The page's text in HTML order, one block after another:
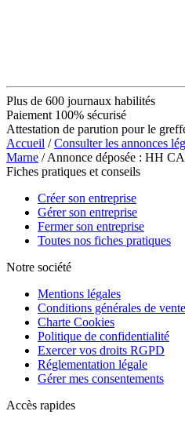
Plus de 600 journaux habilités
Paiement 100% sécurisé
Attestation de parution pour le
Accueil /Consulter les annonces
Marne / Annonce déposée : HH
Fiches pratiques et conseils
Créer son entreprise
Gérer son entreprise
Fermer son entreprise
Toutes nos fiches pratiques
Notre société
Mentions légales
Conditions générales de vente
Charte Cookies
Politique de confidentialité
Exercer vos droits RGPD
Réglementation légale
Gérer mes consentements
Accès rapides